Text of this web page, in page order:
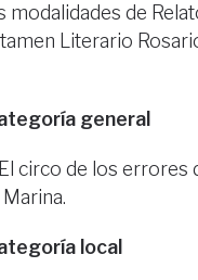
modalidades de
Literario
general
circo de los errores
local